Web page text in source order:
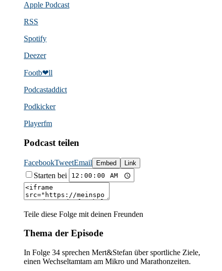
Apple Podcast
RSS
Spotify
Deezer
Footb❤ll
Podcast­addict
Podkicker
Playerfm
Podcast teilen
FacebookTweetEmail Embed Link
Starten bei
Teile diese Folge mit deinen Freunden
Thema der Episode
In Folge 34 sprechen Mert&Stefan über sportliche Ziele,
einen Wechseltamtam am Mikro und Marathonzeiten.